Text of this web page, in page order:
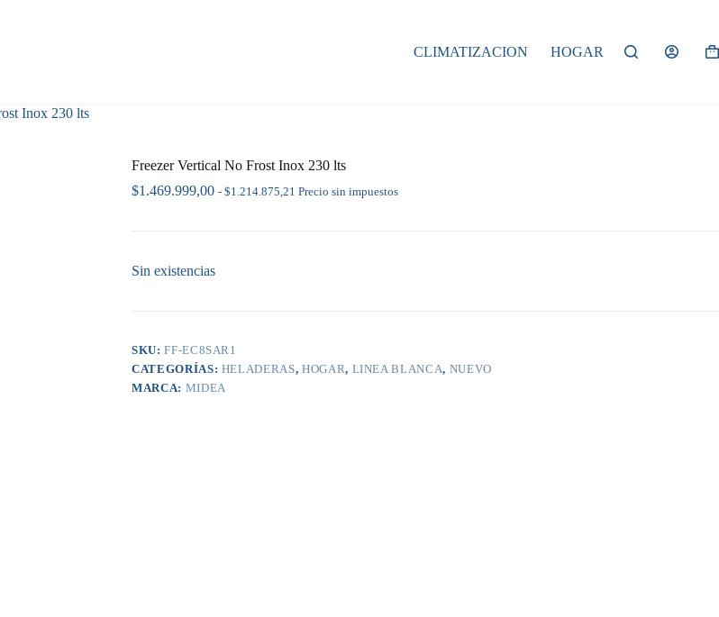
CLIMATIZACION HOGAR
Inox 230 lts
Freezer Vertical No Frost Inox 230 lts
$1.469.999,00 - $1.214.875,21 Precio sin impuestos
Sin existencias
SKU:FF-EC8SAR1
CATEGORÍAS: HELADERAS, HOGAR, LINEA BLANCA, NUEVO
MARCA: MIDEA